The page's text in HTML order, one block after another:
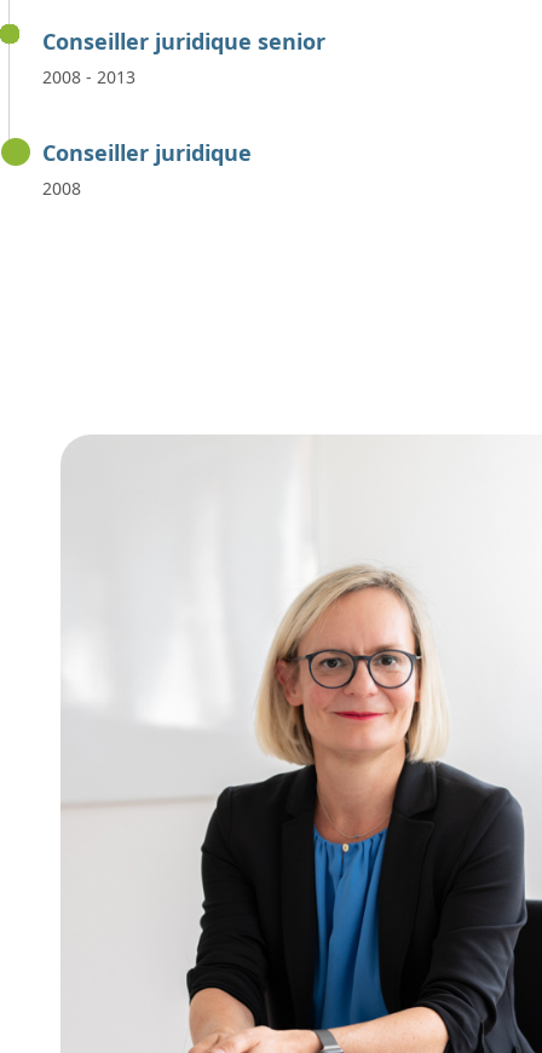
Conseiller juridique senior
2008 - 2013
Conseiller juridique
2008